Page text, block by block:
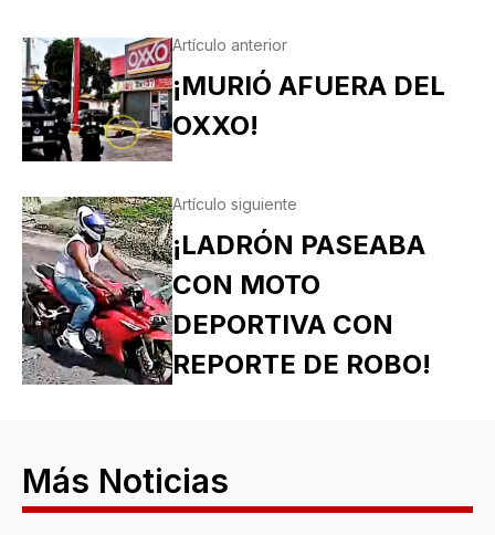
Artículo anterior
¡MURIÓ AFUERA DEL
OXXO!
Artículo siguiente
¡LADRÓN PASEABA
CON MOTO
DEPORTIVA CON
REPORTE DE ROBO!
Más Noticias